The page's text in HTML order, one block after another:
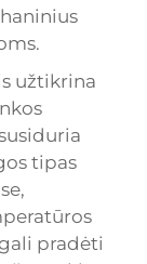
užtikrina
tipas
pradėti